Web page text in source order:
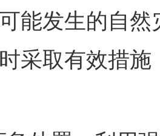
能发生的自
采取有效措